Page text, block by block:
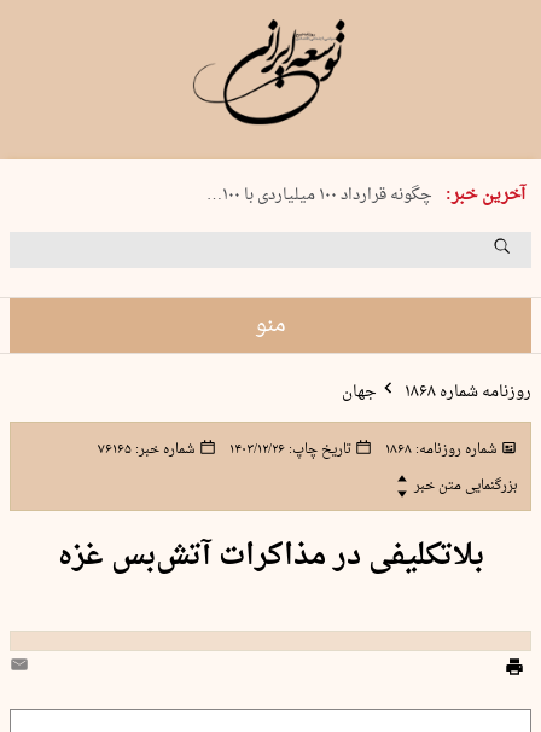
آخرین خبر:
شنبه 17 مرداد 1405 شماره 2244
چگونه قرارداد ۱۰۰ میلیاردی با ۱۰۰…
پنجره‌ای که باز نشد
منو
روزنامه شماره ۱۸۶۸ جهان
شماره روزنامه:۱۸۶۸ تاریخ چاپ:۱۴۰۳/۱۲/۲۶ شماره خبر:۷۶۱۶۵
بزرگنمایی متن خبر
بلاتکلیفی در مذاکرات آتش‌بس غزه